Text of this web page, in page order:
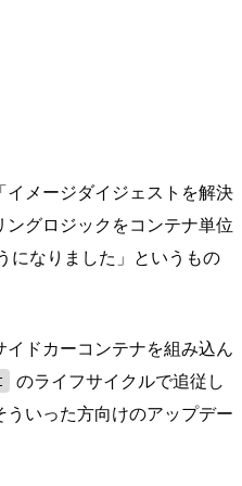
メージダイジェストを解決
グロジックをコンテナ単位
になりました」というもの
ドカーコンテナを組み込ん
のライフサイクルで追従し
いった方向けのアップデー